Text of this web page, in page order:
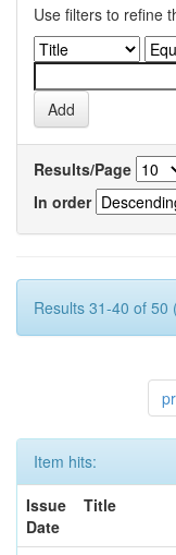
Use filters to refine
Results/Page
In order
Results 31-40 of 50
Item hits:
Issue
Date
Title